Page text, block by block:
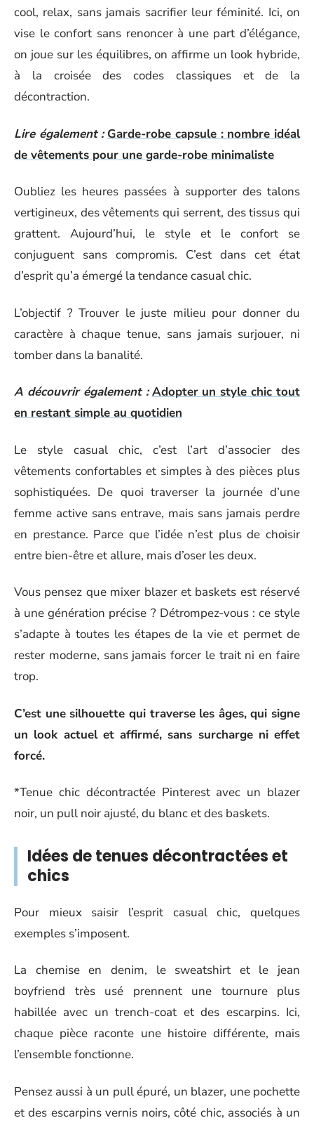
cool, relax, sans jamais sacrifier leur féminité. Ici, on
vise le confort sans renoncer à une part d’élégance,
on joue sur les équilibres, on affirme un look hybride,
à la croisée des codes classiques et de la
décontraction.
Lire également : Garde-robe capsule : nombre idéal
de vêtements pour une garde-robe minimaliste
Oubliez les heures passées à supporter des talons
vertigineux, des vêtements qui serrent, des tissus qui
grattent. Aujourd’hui, le style et le confort se
conjuguent sans compromis. C’est dans cet état
d’esprit qu’a émergé la tendance casual chic.
L’objectif ? Trouver le juste milieu pour donner du
caractère à chaque tenue, sans jamais surjouer, ni
tomber dans la banalité.
A découvrir également : Adopter un style chic tout
en restant simple au quotidien
Le style casual chic, c’est l’art d’associer des
vêtements confortables et simples à des pièces plus
sophistiquées. De quoi traverser la journée d’une
femme active sans entrave, mais sans jamais perdre
en prestance. Parce que l’idée n’est plus de choisir
entre bien-être et allure, mais d’oser les deux.
Vous pensez que mixer blazer et baskets est réservé
à une génération précise ? Détrompez-vous : ce style
s’adapte à toutes les étapes de la vie et permet de
rester moderne, sans jamais forcer le trait ni en faire
trop.
C’est une silhouette qui traverse les âges, qui signe
un look actuel et affirmé, sans surcharge ni effet
forcé.
*Tenue chic décontractée Pinterest avec un blazer
noir, un pull noir ajusté, du blanc et des baskets.
Idées de tenues décontractées et
chics
Pour mieux saisir l’esprit casual chic, quelques
exemples s’imposent.
La chemise en denim, le sweatshirt et le jean
boyfriend très usé prennent une tournure plus
habillée avec un trench-coat et des escarpins. Ici,
chaque pièce raconte une histoire différente, mais
l’ensemble fonctionne.
Pensez aussi à un pull épuré, un blazer, une pochette
et des escarpins vernis noirs, côté chic, associés à un